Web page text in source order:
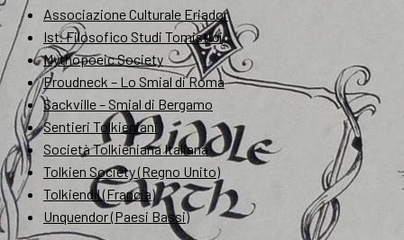
Associazione Culturale Eriador
Ist. Filosofico Studi Tomistici
Mythopoeic Society
Proudneck – Lo Smial di Roma
Sackville – Smial di Bergamo
Sentieri Tolkieniani
Società Tolkieniana Italiana
Tolkien Society (Regno Unito)
Tolkiendil (Francia)
Unquendor (Paesi Bassi)